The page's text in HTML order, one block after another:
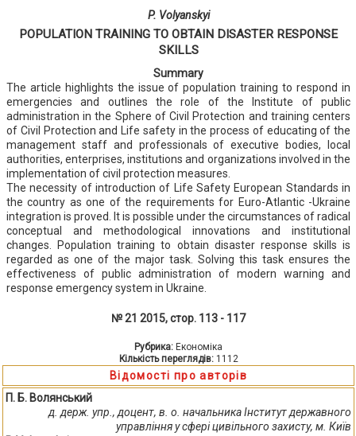
P. Volyanskyi
POPULATION TRAINING TO OBTAIN DISASTER RESPONSE
SKILLS
Summary
The article highlights the issue of population training to respond in
emergencies and outlines the role of the Institute of public
administration in the Sphere of Civil Protection and training centers
of Civil Protection and Life safety in the process of educating of the
management staff and professionals of executive bodies, local
authorities, enterprises, institutions and organizations involved in the
implementation of civil protection measures.
The necessity of introduction of Life Safety European Standards in
the country as one of the requirements for Euro-Atlantic -Ukraine
integration is proved. It is possible under the circumstances of radical
conceptual and methodological innovations and institutional
changes. Population training to obtain disaster response skills is
regarded as one of the major task. Solving this task ensures the
effectiveness of public administration of modern warning and
response emergency system in Ukraine.
№ 21 2015, стор. 113 - 117
Рубрика: Економіка
Кількість переглядів: 1112
Відомості про авторів
П. Б. Волянський
д. держ. упр., доцент, в. о. начальника Інститут державного
управління у сфері цивільного захисту, м. Київ